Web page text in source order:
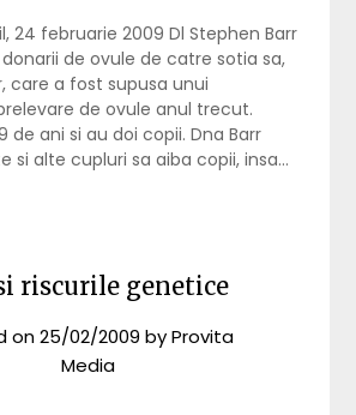
24 februarie 2009 Dl Stephen Barr
de ovule de catre sotia sa,
care a fost supusa unui
de ovule anul trecut.
de ani si au doi copii. Dna Barr
si alte cupluri sa aiba copii, insa…
riscurile genetice
on25/02/2009 byProvita
Media